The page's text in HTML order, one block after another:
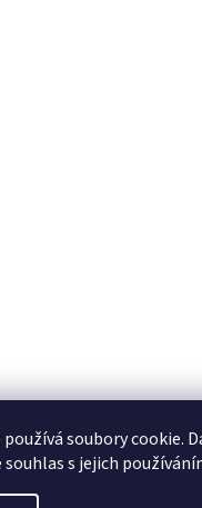
soubory cookie.
s jejich